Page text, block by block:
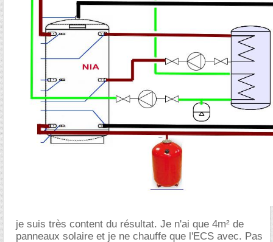
je suis très content du résultat. Je n'ai que 4m² de
panneaux solaire et je ne chauffe que l'ECS avec. Pas